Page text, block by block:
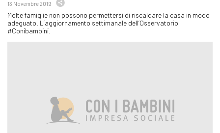
13 Novembre 2019
Molte famiglie non possono permettersi di riscaldare la casa in modo
adeguato. L’aggiornamento settimanale dell’Osservatorio
#Conibambini.